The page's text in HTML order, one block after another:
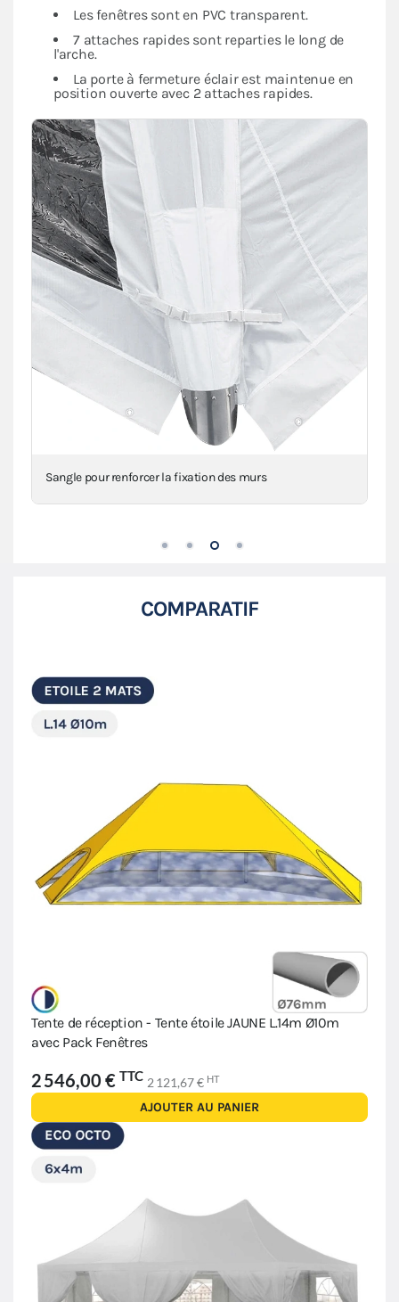
Les fenêtres sont en PVC transparent.
7 attaches rapides sont reparties le long de
l'arche.
La porte à fermeture éclair est maintenue en
position ouverte avec 2 attaches rapides.
Sangle pour renforcer la fixation des murs
COMPARATIF
Tente de réception - Tente étoile JAUNE L.14m Ø10m
avec Pack Fenêtres
2 546,00 € TTC 2 121,67 € HT
AJOUTER AU PANIER